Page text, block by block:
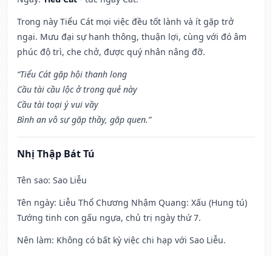
Trong này Tiểu Cát mọi việc đều tốt lành và ít gặp trở
ngại. Mưu đại sự hanh thông, thuận lợi, cùng với đó âm
phúc độ trì, che chở, được quý nhân nâng đỡ.
“Tiểu Cát gặp hội thanh long
Cầu tài cầu lộc ở trong quẻ này
Cầu tài toại ý vui vầy
Bình an vô sự gặp thầy, gặp quen.”
Nhị Thập Bát Tú
Tên sao: Sao Liễu
Tên ngày: Liễu Thổ Chương Nhậm Quang: Xấu (Hung tú)
Tướng tinh con gấu ngựa, chủ trị ngày thứ 7.
Nên làm: Không có bất kỳ việc chi hạp với Sao Liễu.